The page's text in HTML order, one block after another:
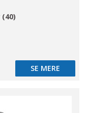
SE MERE
SE MERE